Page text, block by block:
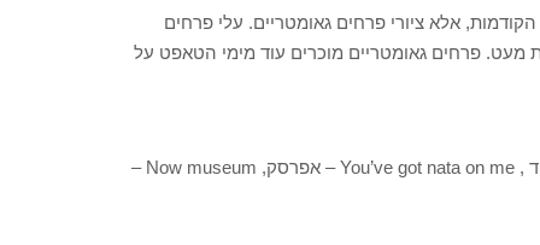
אלא ציורי פרחים גאומטריים. עלי פרחים
מעט. פרחים גאומטריים מוכרים עוד מימי הטאפט על
הגוונים הדרושים לעיצוב: Suzi chases – לבן , Lisbon wants – ורוד , You’ve got nata on me – אפרסק, Now museum –